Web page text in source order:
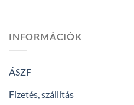
INFORMÁCIÓK
ÁSZF
Fizetés, szállítás